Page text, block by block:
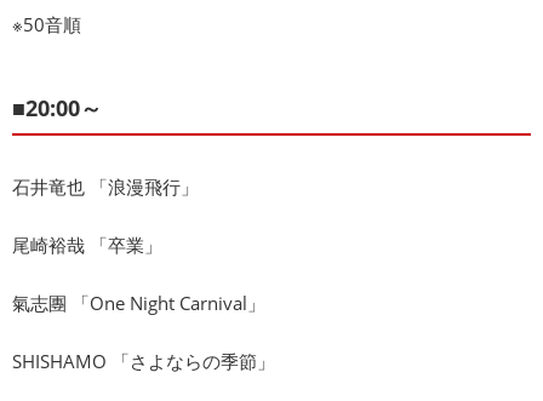
※50音順
■20:00～
石井竜也 「浪漫飛行」
尾崎裕哉 「卒業」
氣志團 「One Night Carnival」
SHISHAMO 「さよならの季節」